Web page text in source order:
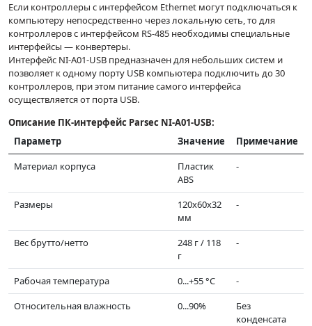
Если контроллеры с интерфейсом Ethernet могут подключаться к
компьютеру непосредственно через локальную сеть, то для
контроллеров с интерфейсом RS-485 необходимы специальные
интерфейсы — конвертеры.
Интерфейс NI-A01-USB предназначен для небольших систем и
позволяет к одному порту USB компьютера подключить до 30
контроллеров, при этом питание самого интерфейса
осуществляется от порта USB.
Описание ПК-интерфейс Parsec NI-A01-USB:
Параметр
Значение
Примечание
Материал корпуса
Пластик
ABS
-
Размеры
120х60х32
мм
-
Вес брутто/нетто
248 г / 118
г
-
Рабочая температура 0...+55 °C
-
Относительная влажность
0...90%
Без
конденсата